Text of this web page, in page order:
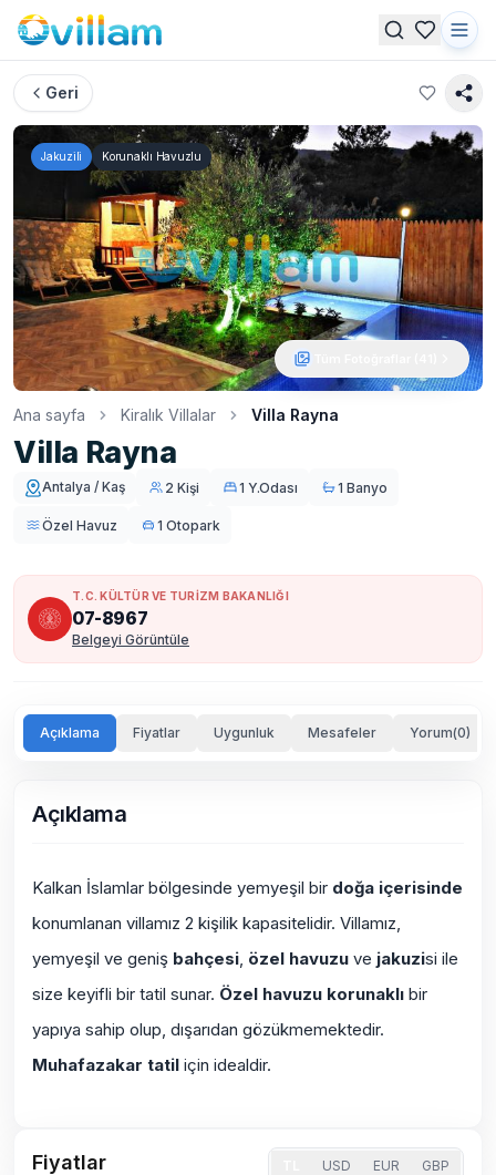
Geri
Jakuzili Korunaklı Havuzlu
Ana sayfa Kiralık Villalar Villa Rayna
Villa Rayna
Antalya / Kaş 2 Kişi 1 Y.Odası 1 Banyo
Özel Havuz 1 Otopark
T.C. KÜLTÜR VE TURİZM BAKANLIĞI
07-8967
Belgeyi Görüntüle
Açıklama Fiyatlar Uygunluk Mesafeler Yorum(0)
Açıklama
Kalkan İslamlar bölgesinde yemyeşil bir doğa içerisinde
konumlanan villamız 2 kişilik kapasitelidir. Villamız,
yemyeşil ve geniş bahçesi, özel havuzu ve jakuzisi ile
size keyifli bir tatil sunar. Özel havuzu korunaklı bir
yapıya sahip olup, dışarıdan gözükmemektedir.
Muhafazakar tatil için idealdir.
Fiyatlar USD EUR GBP